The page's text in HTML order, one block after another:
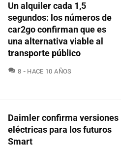
Un alquiler cada 1,5
segundos: los números de
car2go confirman que es
una alternativa viable al
transporte público
8 COMENTARIOS
HACE 10 AÑOS
Daimler confirma versiones
eléctricas para los futuros
Smart